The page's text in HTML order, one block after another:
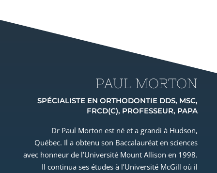
PAUL MORTON
SPÉCIALISTE EN ORTHODONTIE DDS, MSC,
FRCD(C), PROFESSEUR, PAPA
Dr Paul Morton est né et a grandi à Hudson,
Québec. Il a obtenu son Baccalauréat en sciences
avec honneur de l’Université Mount Allison en 1998.
Il continua ses études à l’Université McGill où il